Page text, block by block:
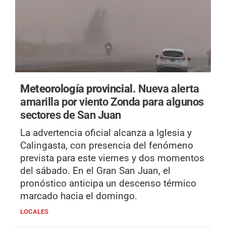
Meteorología provincial. Nueva alerta
amarilla por viento Zonda para algunos
sectores de San Juan
La advertencia oficial alcanza a Iglesia y
Calingasta, con presencia del fenómeno
prevista para este viernes y dos momentos
del sábado. En el Gran San Juan, el
pronóstico anticipa un descenso térmico
marcado hacia el domingo.
LOCALES